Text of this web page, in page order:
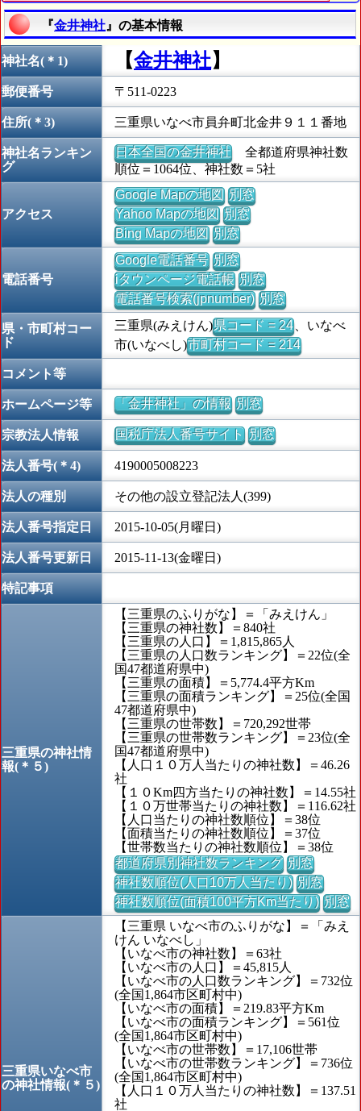
『金井神社 』の基本情報
神社名(＊1) 【金井神社】
郵便番号 〒511-0223
住所(＊3) 三重県いなべ市員弁町北金井９１１番地
神社名ランキン
グ
日本全国の金井神社全都道府県神社数
順位＝1064位、神社数＝5社
アクセス
Google Mapの地図 別窓
Yahoo Mapの地図 別窓
Bing Mapの地図 別窓
電話番号
Google電話番号 別窓
iタウンページ電話帳 別窓
電話番号検索(jpnumber) 別窓
県・市町村コー
ド
三重県(みえけん)県コード = 24、いなべ
市(いなべし)市町村コード = 214
コメント等
ホームページ等 「金井神社」の情報 別窓
宗教法人情報 国税庁法人番号サイト 別窓
法人番号(＊4) 4190005008223
法人の種別 その他の設立登記法人(399)
法人番号指定日 2015-10-05(月曜日)
法人番号更新日 2015-11-13(金曜日)
特記事項
三重県の神社情
報(＊５)
【三重県のふりがな】＝「みえけん」
【三重県の神社数】＝840社
【三重県の人口】＝1,815,865人
【三重県の人口数ランキング】＝22位(全
国47都道府県中)
【三重県の面積】＝5,774.4平方Km
【三重県の面積ランキング】＝25位(全国
47都道府県中)
【三重県の世帯数】＝720,292世帯
【三重県の世帯数ランキング】＝23位(全
国47都道府県中)
【人口１０万人当たりの神社数】＝46.26
社
【１０Km四方当たりの神社数】＝14.55社
【１０万世帯当たりの神社数】＝116.62社
【人口当たりの神社数順位】＝38位
【面積当たりの神社数順位】＝37位
【世帯数当たりの神社数順位】＝38位
都道府県別神社数ランキング 別窓
神社数順位(人口10万人当たり) 別窓
神社数順位(面積100平方Km当たり) 別窓
三重県いなべ市
の神社情報(＊５)
【三重県 いなべ市のふりがな】＝「みえ
けん いなべし」
【いなべ市の神社数】＝63社
【いなべ市の人口】＝45,815人
【いなべ市の人口数ランキング】＝732位
(全国1,864市区町村中)
【いなべ市の面積】＝219.83平方Km
【いなべ市の面積ランキング】＝561位
(全国1,864市区町村中)
【いなべ市の世帯数】＝17,106世帯
【いなべ市の世帯数ランキング】＝736位
(全国1,864市区町村中)
【人口１０万人当たりの神社数】＝137.51
社